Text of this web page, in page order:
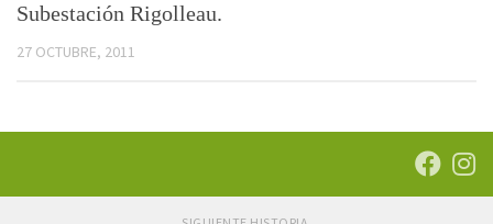
Subestación Rigolleau.
27 OCTUBRE, 2011